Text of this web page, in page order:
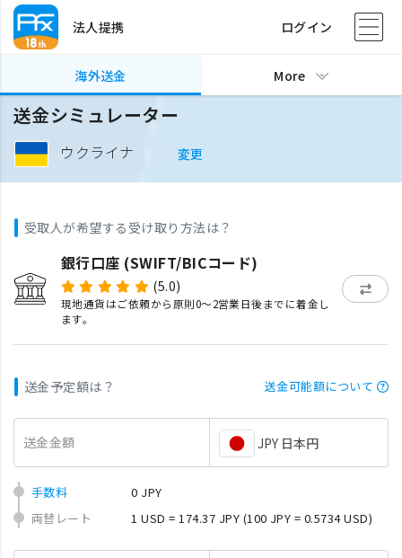
法人提携 ログイン
海外送金 More
送金シミュレーター
ウクライナ 変更
受取人が希望する受け取り方法は？
銀行口座 (SWIFT/BICコード)
(5.0)
現地通貨はご依頼から原則0〜2営業日後までに着金し
ます。
送金予定額は？ 送金可能額について
送金金額 JPY 日本円
手数料
0 JPY
両替レート
1 USD = 174.37 JPY (100 JPY = 0.5734 USD)